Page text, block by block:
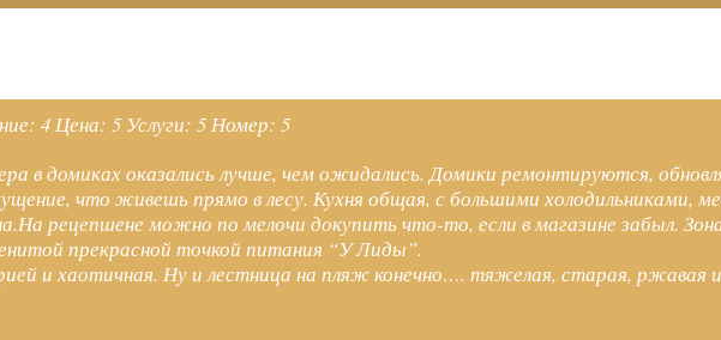
4 Цена: 5 Услуги: 5 Номер: 5
в домиках оказались лучше, чем ожидались. Домики ремонтируются,
что живешь прямо в лесу. Кухня общая, с большими холодильниками,
рецепшене можно по мелочи докупить что-то, если в магазине забыл.
прекрасной точкой питания “У Лиды”.
и хаотичная. Ну и лестница на пляж конечно…. тяжелая, старая, ржавая